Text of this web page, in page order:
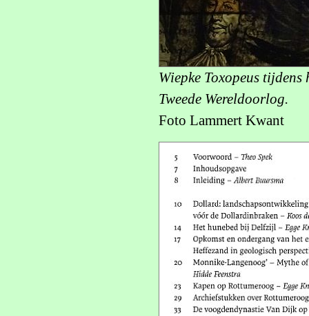
Wiepke Toxopeus
Tweede Wereldoorlog.
Foto Lammert Kwant